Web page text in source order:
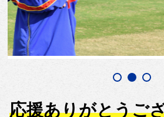
応援ありがとうご